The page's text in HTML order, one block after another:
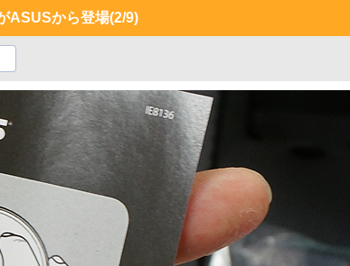
ASUSから登場(2/9)